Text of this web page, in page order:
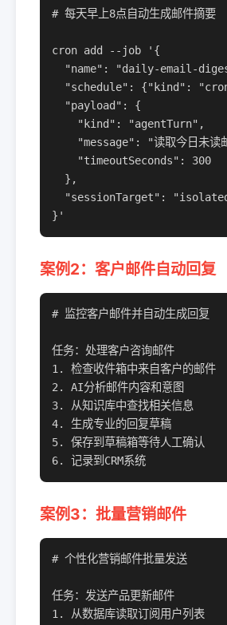
# 每天早上8点自动生成邮件摘要
cron add --job '{
"name": "daily-email-
"schedule": {"kind":
  "payload": {
    "kind": "agentTurn",
"message": "读取今日未读
    "timeoutSeconds": 300
  },
"sessionTarget":
}'
案例2：客户邮件自动回复
# 监控客户邮件并自动生成回复
任务：处理客户咨询邮件
1. 检查收件箱中来自客户的邮件
2. AI分析邮件内容和意图
3. 从知识库中查找相关信息
4. 生成专业的回复草稿
5. 保存到草稿箱等待人工确认
6. 记录到CRM系统
案例3：批量营销邮件
# 个性化营销邮件批量发送
任务：发送产品更新邮件
1. 从数据库读取订阅用户列表